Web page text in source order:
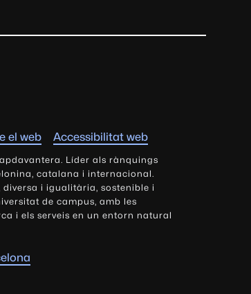
el web Accessibilitat web
Líder als rànquings
catalana i internacional.
i igualitària, sostenible i
de campus, amb les
i els serveis en un entorn natural